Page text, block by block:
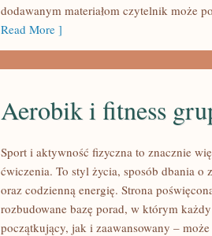
dodawanym materiałom czytelnik może
Read More ]
Aerobik i fitness
Sport i aktywność fizyczna to znacznie
ćwiczenia. To styl życia, sposób dbania o
oraz codzienną energię. Strona
rozbudowane bazę porad, w którym
początkujący, jak i zaawansowany –